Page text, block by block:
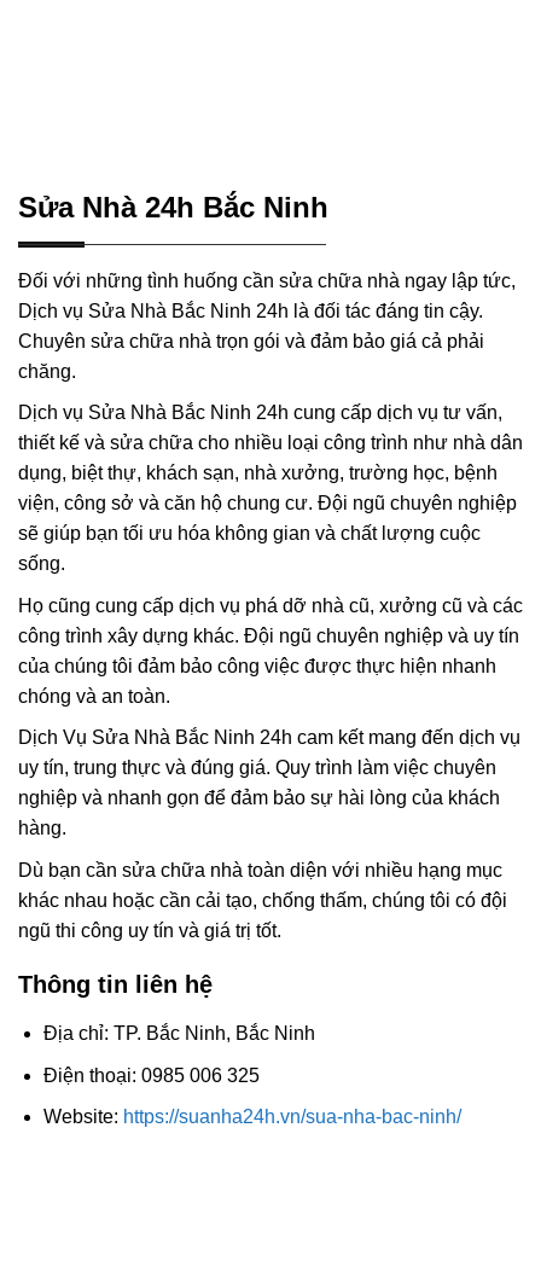
Sửa Nhà 24h Bắc Ninh
Đối với những tình huống cần sửa chữa nhà ngay lập tức,
Dịch vụ Sửa Nhà Bắc Ninh 24h là đối tác đáng tin cậy.
Chuyên sửa chữa nhà trọn gói và đảm bảo giá cả phải
chăng.
Dịch vụ Sửa Nhà Bắc Ninh 24h cung cấp dịch vụ tư vấn,
thiết kế và sửa chữa cho nhiều loại công trình như nhà dân
dụng, biệt thự, khách sạn, nhà xưởng, trường học, bệnh
viện, công sở và căn hộ chung cư. Đội ngũ chuyên nghiệp
sẽ giúp bạn tối ưu hóa không gian và chất lượng cuộc
sống.
Họ cũng cung cấp dịch vụ phá dỡ nhà cũ, xưởng cũ và các
công trình xây dựng khác. Đội ngũ chuyên nghiệp và uy tín
của chúng tôi đảm bảo công việc được thực hiện nhanh
chóng và an toàn.
Dịch Vụ Sửa Nhà Bắc Ninh 24h cam kết mang đến dịch vụ
uy tín, trung thực và đúng giá. Quy trình làm việc chuyên
nghiệp và nhanh gọn để đảm bảo sự hài lòng của khách
hàng.
Dù bạn cần sửa chữa nhà toàn diện với nhiều hạng mục
khác nhau hoặc cần cải tạo, chống thấm, chúng tôi có đội
ngũ thi công uy tín và giá trị tốt.
Thông tin liên hệ
Địa chỉ: TP. Bắc Ninh, Bắc Ninh
Điện thoại: 0985 006 325
Website: https://suanha24h.vn/sua-nha-bac-ninh/